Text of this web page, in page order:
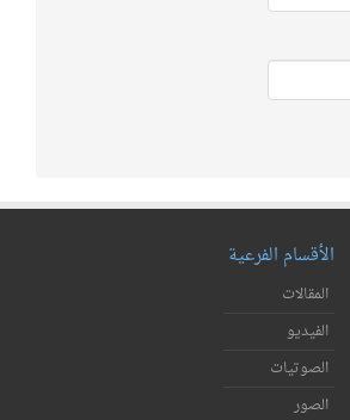
الأقسام الفرعية
المقالات
الفيديو
الصوتيات
الصور